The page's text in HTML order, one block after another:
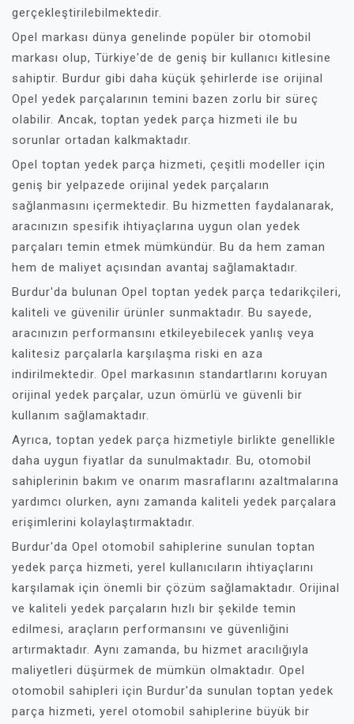
gerçekleştirilebilmektedir.
Opel markası dünya genelinde popüler bir otomobil
markası olup, Türkiye'de de geniş bir kullanıcı kitlesine
sahiptir. Burdur gibi daha küçük şehirlerde ise orijinal
Opel yedek parçalarının temini bazen zorlu bir süreç
olabilir. Ancak, toptan yedek parça hizmeti ile bu
sorunlar ortadan kalkmaktadır.
Opel toptan yedek parça hizmeti, çeşitli modeller için
geniş bir yelpazede orijinal yedek parçaların
sağlanmasını içermektedir. Bu hizmetten faydalanarak,
aracınızın spesifik ihtiyaçlarına uygun olan yedek
parçaları temin etmek mümkündür. Bu da hem zaman
hem de maliyet açısından avantaj sağlamaktadır.
Burdur'da bulunan Opel toptan yedek parça tedarikçileri,
kaliteli ve güvenilir ürünler sunmaktadır. Bu sayede,
aracınızın performansını etkileyebilecek yanlış veya
kalitesiz parçalarla karşılaşma riski en aza
indirilmektedir. Opel markasının standartlarını koruyan
orijinal yedek parçalar, uzun ömürlü ve güvenli bir
kullanım sağlamaktadır.
Ayrıca, toptan yedek parça hizmetiyle birlikte genellikle
daha uygun fiyatlar da sunulmaktadır. Bu, otomobil
sahiplerinin bakım ve onarım masraflarını azaltmalarına
yardımcı olurken, aynı zamanda kaliteli yedek parçalara
erişimlerini kolaylaştırmaktadır.
Burdur'da Opel otomobil sahiplerine sunulan toptan
yedek parça hizmeti, yerel kullanıcıların ihtiyaçlarını
karşılamak için önemli bir çözüm sağlamaktadır. Orijinal
ve kaliteli yedek parçaların hızlı bir şekilde temin
edilmesi, araçların performansını ve güvenliğini
artırmaktadır. Aynı zamanda, bu hizmet aracılığıyla
maliyetleri düşürmek de mümkün olmaktadır. Opel
otomobil sahipleri için Burdur'da sunulan toptan yedek
parça hizmeti, yerel otomobil sahiplerine büyük bir